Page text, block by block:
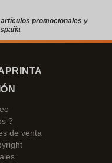
promocionales y
?
de venta